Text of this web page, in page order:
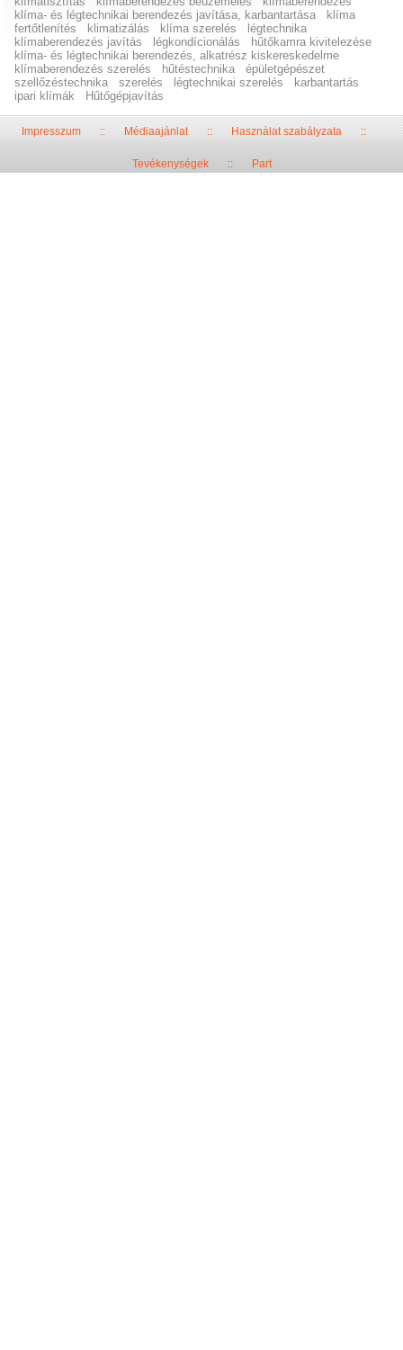
klíma- és légtechnikai berendezés javítása, karbantartása
klíma
fertőtlenítés
klimatizálás klíma szerelés
légtechnika
klímaberendezés javítás
légkondícionálás
hűtőkamra kivitelezése
klíma- és légtechnikai berendezés, alkatrész kiskereskedelme
klímaberendezés szerelés
hűtéstechnika
épületgépészet
szellőzéstechnika
szerelés légtechnikai szerelés
karbantartás
ipari klímák
Hűtőgépjavítás
Impresszum::Médiaajánlat::Használat szabályzata::
Tevékenységek:: Part